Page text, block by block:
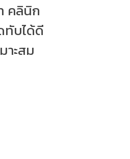
คลินิก
ทับได้ดี
าะสม